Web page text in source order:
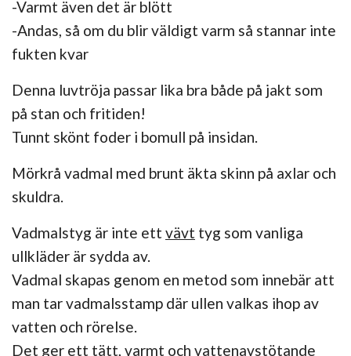
-Varmt även det är blött
-Andas, så om du blir väldigt varm så stannar inte
fukten kvar
Denna luvtröja passar lika bra både på jakt som
på stan och fritiden!
Tunnt skönt foder i bomull på insidan.
Mörkrå vadmal med brunt äkta skinn på axlar och
skuldra.
Vadmalstyg är inte ett vävt tyg som vanliga
ullkläder är sydda av.
Vadmal skapas genom en metod som innebär att
man tar vadmalsstamp där ullen valkas ihop av
vatten och rörelse.
Det ger ett tätt, varmt och vattenavstötande